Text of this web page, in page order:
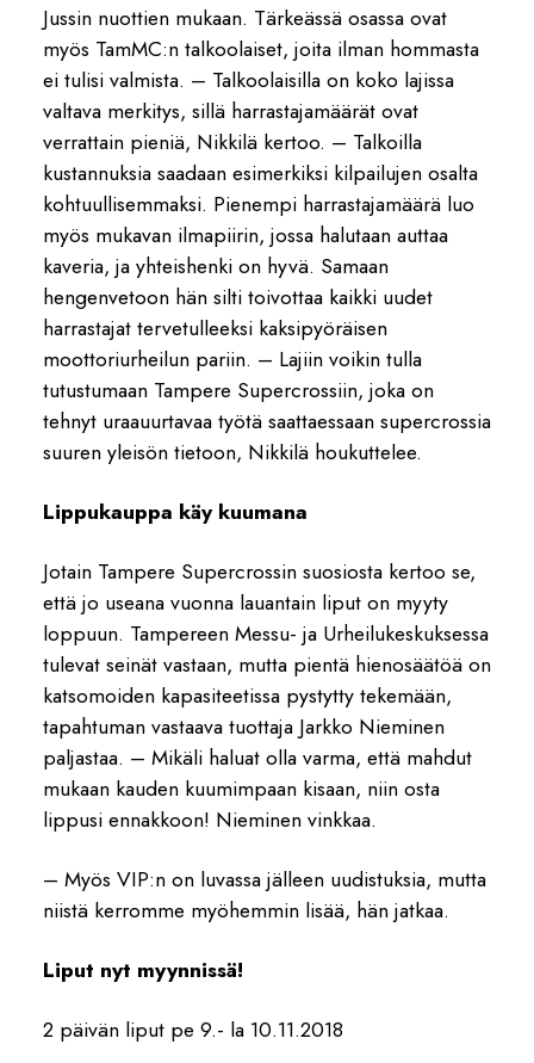
Jussin nuottien mukaan. Tärkeässä osassa ovat
myös TamMC:n talkoolaiset, joita ilman hommasta
ei tulisi valmista. – Talkoolaisilla on koko lajissa
valtava merkitys, sillä harrastajamäärät ovat
verrattain pieniä, Nikkilä kertoo. – Talkoilla
kustannuksia saadaan esimerkiksi kilpailujen osalta
kohtuullisemmaksi. Pienempi harrastajamäärä luo
myös mukavan ilmapiirin, jossa halutaan auttaa
kaveria, ja yhteishenki on hyvä. Samaan
hengenvetoon hän silti toivottaa kaikki uudet
harrastajat tervetulleeksi kaksipyöräisen
moottoriurheilun pariin. – Lajiin voikin tulla
tutustumaan Tampere Supercrossiin, joka on
tehnyt uraauurtavaa työtä saattaessaan supercrossia
suuren yleisön tietoon, Nikkilä houkuttelee.
Lippukauppa käy kuumana
Jotain Tampere Supercrossin suosiosta kertoo se,
että jo useana vuonna lauantain liput on myyty
loppuun. Tampereen Messu- ja Urheilukeskuksessa
tulevat seinät vastaan, mutta pientä hienosäätöä on
katsomoiden kapasiteetissa pystytty tekemään,
tapahtuman vastaava tuottaja Jarkko Nieminen
paljastaa. – Mikäli haluat olla varma, että mahdut
mukaan kauden kuumimpaan kisaan, niin osta
lippusi ennakkoon! Nieminen vinkkaa.
– Myös VIP:n on luvassa jälleen uudistuksia, mutta
niistä kerromme myöhemmin lisää, hän jatkaa.
Liput nyt myynnissä!
2 päivän liput pe 9.- la 10.11.2018